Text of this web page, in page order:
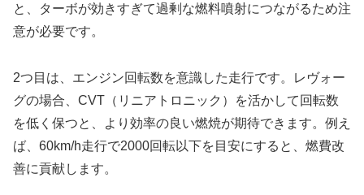
と、ターボが効きすぎて過剰な燃料噴射につながるため注
意が必要です。
2つ目は、エンジン回転数を意識した走行です。レヴォー
グの場合、CVT（リニアトロニック）を活かして回転数
を低く保つと、より効率の良い燃焼が期待できます。例え
ば、60km/h走行で2000回転以下を目安にすると、燃費改
善に貢献します。